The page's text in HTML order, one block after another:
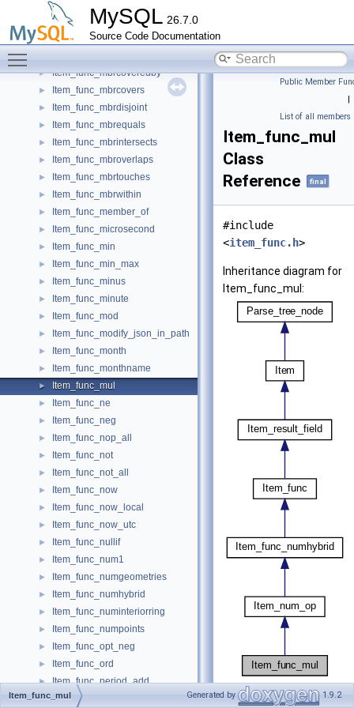
MySQL 26.7.0
Source Code Documentation
Item_func_match
Item_func_match_predicate
► Item_func_max
► Item_func_mbrcoveredby
► Item_func_mbrcovers
► Item_func_mbrdisjoint
► Item_func_mbrequals
► Item_func_mbrintersects
► Item_func_mbroverlaps
► Item_func_mbrtouches
► Item_func_mbrwithin
► Item_func_member_of
► Item_func_microsecond
► Item_func_min
► Item_func_min_max
► Item_func_minus
► Item_func_minute
► Item_func_mod
► Item_func_modify_json_in_path
► Item_func_month
► Item_func_monthname
► Item_func_mul
► Item_func_ne
► Item_func_neg
► Item_func_nop_all
► Item_func_not
► Item_func_not_all
► Item_func_now
► Item_func_now_local
► Item_func_now_utc
► Item_func_nullif
► Item_func_num1
► Item_func_numgeometries
► Item_func_numhybrid
► Item_func_numinteriorring
► Item_func_numpoints
► Item_func_opt_neg
► Item_func_ord
► Item_func_period_add
► Item_func_period_diff
Public Member
|
List of all members
Item_func_mul
Class
Reference
final
#include
<item_func.h>
Inheritance diagram for
Item_func_mul:
[legend ]
Item_func_mul Generated by 1.9.2